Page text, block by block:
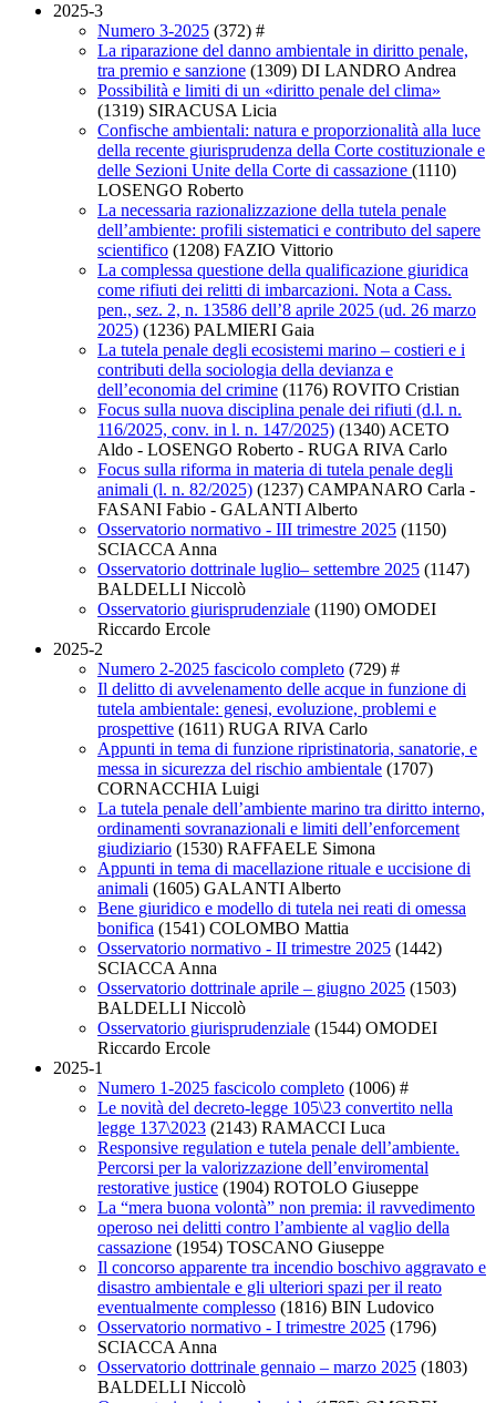
2025-3
Numero 3-2025 (372) #
La riparazione del danno ambientale in diritto penale,
tra premio e sanzione (1309) DI LANDRO Andrea
Possibilità e limiti di un «diritto penale del clima»
(1319) SIRACUSA Licia
Confische ambientali: natura e proporzionalità alla luce
della recente giurisprudenza della Corte costituzionale e
delle Sezioni Unite della Corte di cassazione (1110)
LOSENGO Roberto
La necessaria razionalizzazione della tutela penale
dell’ambiente: profili sistematici e contributo del sapere
scientifico (1208) FAZIO Vittorio
La complessa questione della qualificazione giuridica
come rifiuti dei relitti di imbarcazioni. Nota a Cass.
pen., sez. 2, n. 13586 dell’8 aprile 2025 (ud. 26 marzo
2025) (1236) PALMIERI Gaia
La tutela penale degli ecosistemi marino – costieri e i
contributi della sociologia della devianza e
dell’economia del crimine (1176) ROVITO Cristian
Focus sulla nuova disciplina penale dei rifiuti (d.l. n.
116/2025, conv. in l. n. 147/2025) (1340) ACETO
Aldo - LOSENGO Roberto - RUGA RIVA Carlo
Focus sulla riforma in materia di tutela penale degli
animali (l. n. 82/2025) (1237) CAMPANARO Carla -
FASANI Fabio - GALANTI Alberto
Osservatorio normativo - III trimestre 2025 (1150)
SCIACCA Anna
Osservatorio dottrinale luglio– settembre 2025 (1147)
BALDELLI Niccolò
Osservatorio giurisprudenziale (1190) OMODEI
Riccardo Ercole
2025-2
Numero 2-2025 fascicolo completo (729) #
Il delitto di avvelenamento delle acque in funzione di
tutela ambientale: genesi, evoluzione, problemi e
prospettive (1611) RUGA RIVA Carlo
Appunti in tema di funzione ripristinatoria, sanatorie, e
messa in sicurezza del rischio ambientale (1707)
CORNACCHIA Luigi
La tutela penale dell’ambiente marino tra diritto interno,
ordinamenti sovranazionali e limiti dell’enforcement
giudiziario (1530) RAFFAELE Simona
Appunti in tema di macellazione rituale e uccisione di
animali (1605) GALANTI Alberto
Bene giuridico e modello di tutela nei reati di omessa
bonifica (1541) COLOMBO Mattia
Osservatorio normativo - II trimestre 2025 (1442)
SCIACCA Anna
Osservatorio dottrinale aprile – giugno 2025 (1503)
BALDELLI Niccolò
Osservatorio giurisprudenziale (1544) OMODEI
Riccardo Ercole
2025-1
Numero 1-2025 fascicolo completo (1006) #
Le novità del decreto-legge 105\23 convertito nella
legge 137\2023 (2143) RAMACCI Luca
Responsive regulation e tutela penale dell’ambiente.
Percorsi per la valorizzazione dell’enviromental
restorative justice (1904) ROTOLO Giuseppe
La “mera buona volontà” non premia: il ravvedimento
operoso nei delitti contro l’ambiente al vaglio della
cassazione (1954) TOSCANO Giuseppe
Il concorso apparente tra incendio boschivo aggravato e
disastro ambientale e gli ulteriori spazi per il reato
eventualmente complesso (1816) BIN Ludovico
Osservatorio normativo - I trimestre 2025 (1796)
SCIACCA Anna
Osservatorio dottrinale gennaio – marzo 2025 (1803)
BALDELLI Niccolò